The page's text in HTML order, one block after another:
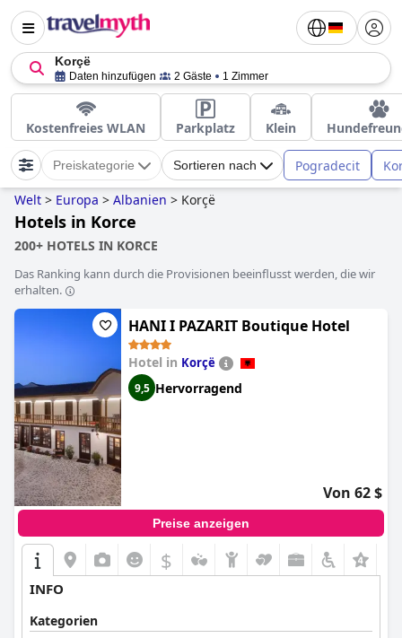
Korçë
Daten hinzufügen 2 Gäste 1 Zimmer
Kostenfreies WLAN Parkplatz Klein
Preiskategorie Sortieren nach Pogradecit
Welt > Europa > Albanien > Korçë
Hotels in Korce
200+ HOTELS IN KORCE
Das Ranking kann durch die Provisionen beeinflusst werden, die wir
erhalten.
HANI I PAZARIT Boutique Hotel
Hotel in Korçë
9,5 Hervorragend
Von 62 $
Preise anzeigen
$
INFO
Kategorien